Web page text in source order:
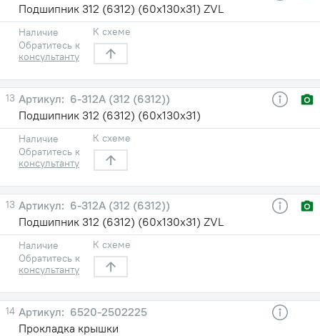
Подшипник 312 (6312) (60х130х31) ZVL
Наличие
Обратитесь к
консультанту
К схеме
13
6-312А (312 (6312))
Подшипник 312 (6312) (60х130х31)
Наличие
Обратитесь к
консультанту
К схеме
13
6-312А (312 (6312))
Подшипник 312 (6312) (60х130х31) ZVL
Наличие
Обратитесь к
консультанту
К схеме
14
6520-2502225
Прокладка крышки